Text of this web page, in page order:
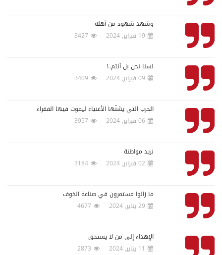
وشهد شهود من أهله
19 فبراير, 2024
3427
لسنا نحن بل أنتم..!
09 فبراير, 2024
3409
الحرب التي يشنّها الأغنياء ليموت فيها الفقراء
06 فبراير, 2024
3957
نريد مواطنة
02 فبراير, 2024
3184
ما زالوا مستمرون في صناعة الخوف
29 يناير, 2024
4677
الإهداء إلى من لا يستحق
11 يناير, 2024
2873